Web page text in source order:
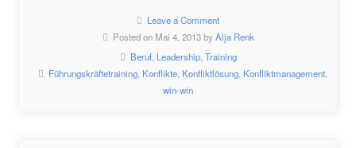
Leave a Comment
Posted on Mai 4, 2013 byAlja Renk
Beruf, Leadership, Training
Führungskräftetraining, Konflikte, Konfliktlösung, Konfliktmanagement,
win-win